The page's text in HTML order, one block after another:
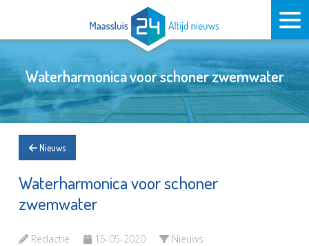
Waterharmonica voor schoner zwemwater
Nieuws
Waterharmonica voor schoner
zwemwater
Redactie 15-05-2020 Nieuws